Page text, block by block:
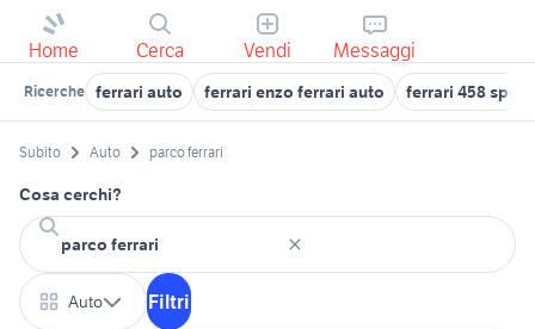
Home Cerca Vendi Messaggi
Ricerche ferrari auto ferrari enzo ferrari auto ferrari 458
Subito Auto parco ferrari
Cosa cerchi?
Auto Filtri